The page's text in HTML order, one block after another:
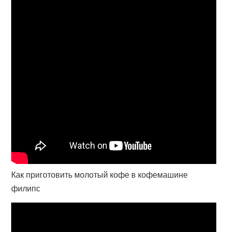
Как приготовить молотый кофе в кофемашине
филипс